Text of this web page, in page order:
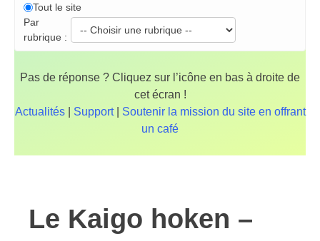
Tout le site
Par
rubrique :
Pas de réponse ? Cliquez sur l’icône en bas à droite de
cet écran !
Actualités| Support| Soutenir la mission du site en offrant
un café
Le Kaigo hoken –